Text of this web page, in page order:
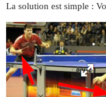
La solution est simple :